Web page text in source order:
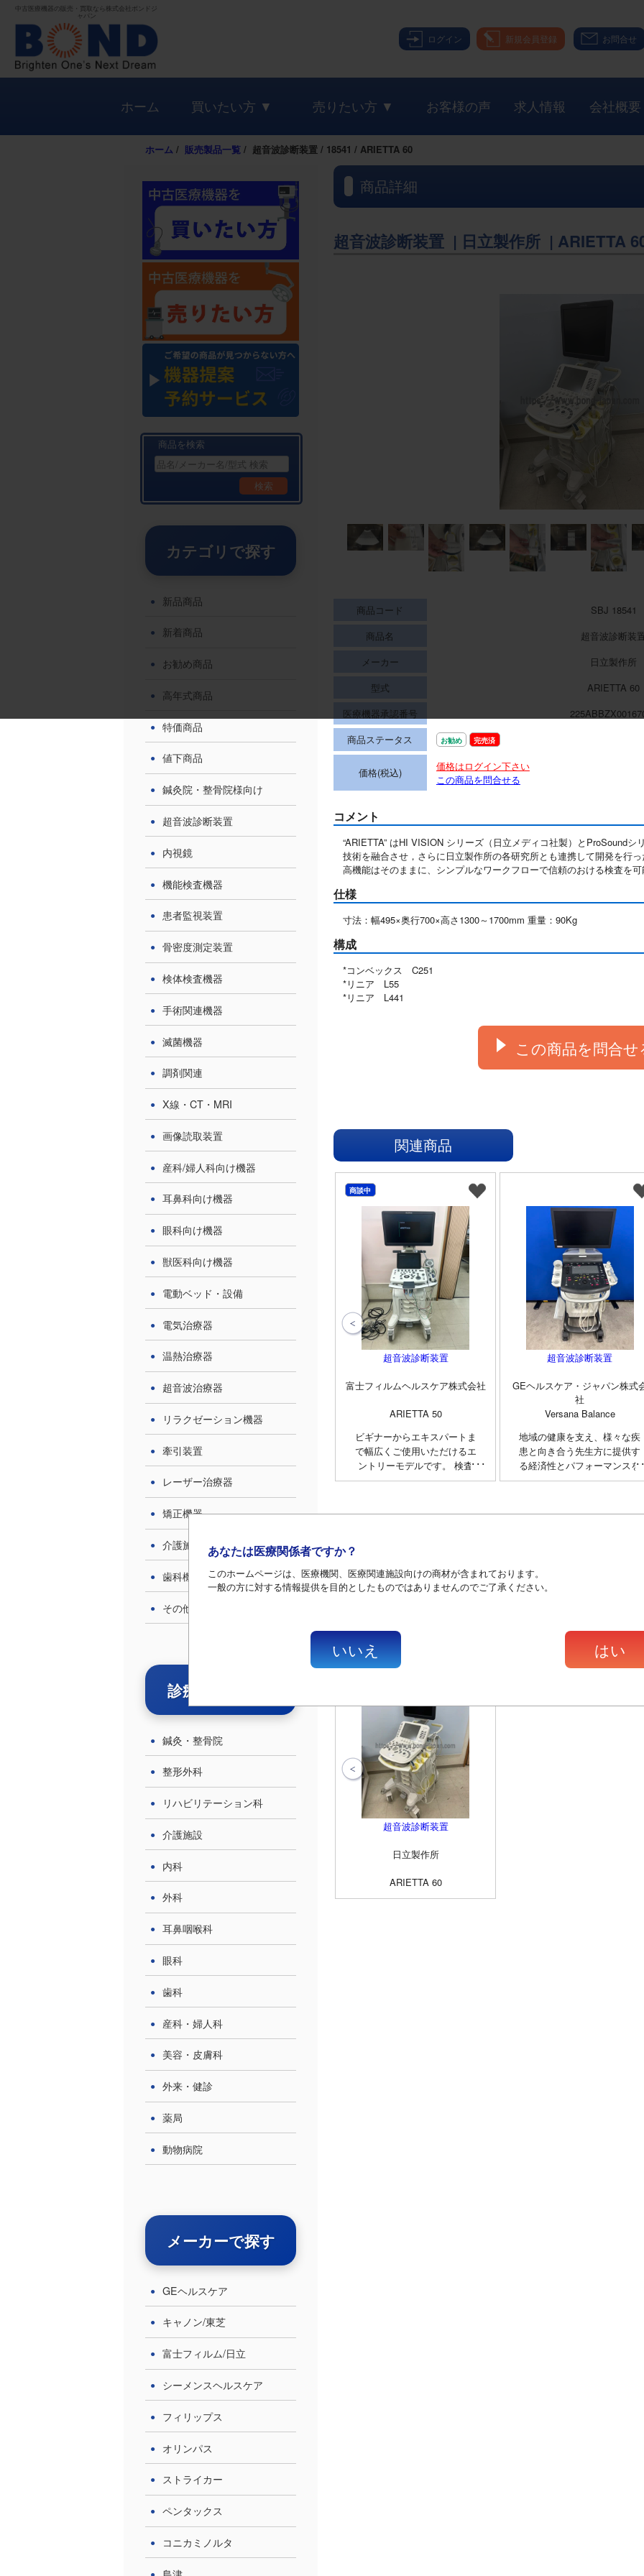
あなたは医療関係者ですか？
このホームページは、医療機関、医療関連施設向けの商材が含まれております。
一般の方に対する情報提供を目的としたものではありませんのでご了承ください。
いいえ はい
中古医療機器の販売・買取なら株式会社ボンドジ
ャパン
ログイン 新規会員登録 お問合せ
ホーム 買いたい方 ▼ 売りたい方 ▼ お客様の声 求人情報 会社概要
ホーム / 販売製品一覧 / 超音波診断装置 / 18541 / ARIETTA 60
商品詳細
超音波診断装置 | 日立製作所 | ARIETTA
商品コード
SBJ 18541
商品名
超音波診断装
メーカー
日立製作所
型式
ARIETTA 60
医療機器承認番号
商品ステータス
お勧め 完売済
価格(税込)
価格はログイン下さい
この商品を問合せる
コメント
“ARIETTA” はHI VISION シリーズ（日立メディコ社製）とProSound
技術を融合させ，さらに日立製作所の各研究所とも連携して開発を行
高機能はそのままに、シンプルなワークフローで信頼のおける検査を
仕様
寸法：幅495×奥行700×高さ1300～1700mm 重量：90Kg
構成
*コンベックス　C251
*リニア　L55
この商品を問合せ
関連商品
ビギナーからエキスパートま
フロー、クリアな画像、使い
りやすいユーザーインターフ
富士フィルムヘルスケア株式会社
ARIETTA 50
ビギナーからエキスパートま
で幅広くご使用いただけるエ
ントリーモデルです。 検査
に集中できる直感的なワーク
フロー、クリアな画像、使い
やすいアプリケーション。
その使いやすさを「次のステ
ージ」へ導きます。 特長 ●
シンプルな操作パネル ●分か
りやすいユーザーインターフ
商談中
超音波診断装置
富士フィルムヘルスケア株式会社
ARIETTA 50
ビギナーからエキスパートま
で幅広くご使用いただけるエ
ントリーモデルです。 検査
に集中できる直感的なワーク
その使いやすさを「次のステ
ージ」へ導きます。 特長 ●
シンプルな操作パネル ●分か
りやすいユーザーインターフ
超音波診断装置
GEヘルスケア・ジャパン株式
社
Versana Balance
地域の健康を支え、様々な疾
患と向き合う先生方に提供す
る経済性とパフォーマンスを
備えたシステム Versana
Versana Balanceは日々、地
域の健康を支え、様々な疾患
ランスで応える最適な1台で
お勧め
超音波診断装置
日立製作所
ARIETTA 60
商品を検索
検索
カテゴリで探す
新品商品
新着商品
お勧め商品
高年式商品
特価商品
値下商品
鍼灸院・整骨院様向け
超音波診断装置
内視鏡
機能検査機器
患者監視装置
骨密度測定装置
検体検査機器
手術関連機器
滅菌機器
調剤関連
X線・CT・MRI
画像読取装置
産科/婦人科向け機器
耳鼻科向け機器
眼科向け機器
獣医科向け機器
電動ベッド・設備
電気治療器
温熱治療器
超音波治療器
リラクゼーション機器
牽引装置
レーザー治療器
矯正機器
介護施設機器
歯科機器
その他
診療科目で探す
鍼灸・整骨院
整形外科
リハビリテーション科
介護施設
内科
外科
耳鼻咽喉科
眼科
歯科
産科・婦人科
美容・皮膚科
外来・健診
薬局
動物病院
メーカーで探す
GEヘルスケア
キャノン/東芝
富士フィルム/日立
シーメンスヘルスケア
フィリップス
オリンパス
ストライカー
ペンタックス
コニカミノルタ